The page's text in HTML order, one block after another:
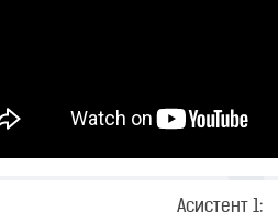
Асистент 1: